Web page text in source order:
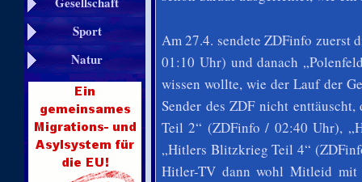
Sport
Natur
Am 27.4. sendete ZDFinfo zuerst
01:10 Uhr) und danach
wissen wollte, wie der Lauf der
Sender des ZDF nicht
Teil 2“ (ZDFinfo / 02:40 Uhr),
„Hitlers Blitzkrieg Teil 4“
Hitler-TV dann wohl Mitleid mit